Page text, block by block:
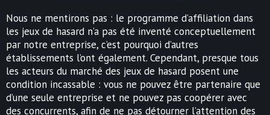
Nous ne mentirons pas : le programme d’affiliation dans
les jeux de hasard n’a pas été inventé conceptuellement
par notre entreprise, c’est pourquoi d’autres
établissements l’ont également. Cependant, presque tous
les acteurs du marché des jeux de hasard posent une
condition incassable : vous ne pouvez être partenaire que
d’une seule entreprise et ne pouvez pas coopérer avec
des concurrents, afin de ne pas détourner l’attention des